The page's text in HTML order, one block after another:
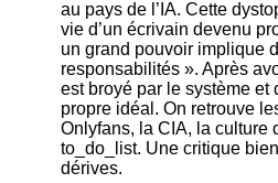
au pays de l’IA. Cette
vie d’un écrivain devenu
un grand pouvoir implique
responsabilités ». Après
est broyé par le système et
propre idéal. On retrouve
Onlyfans, la CIA, la culture
to_do_list. Une critique
dérives.